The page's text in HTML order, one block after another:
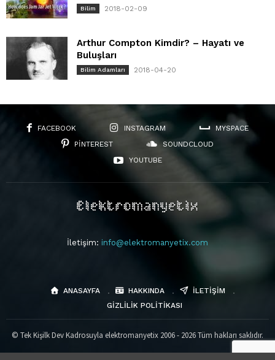
Bilim 2018-02-09
Arthur Compton Kimdir? – Hayatı ve
Buluşları
Bilim Adamları 2018-04-20
FACEBOOK INSTAGRAM
MYSPACE
PINTEREST
SOUNDCLOUD
YOUTUBE
İletişim: info@elektromanyetix.com
ANASAYFA HAKKINDA
İLETIŞIM
GIZLILIK POLITIKASI
© Tek Kişilk Dev Kadrosuyla elektromanyetix 2006 - 2026 Tüm hakları saklıdır.